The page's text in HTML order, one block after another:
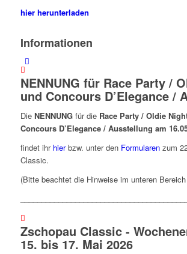
hier herunterladen
Informationen
NENNUNG für Race Party /
und Concours D’Elegance /
Die NENNUNGfür die Race Party / Oldie
Concours D’Elegance / Ausstellung am
findet ihr hierbzw. unter den Formularenzum
Classic.
(Bitte beachtet die Hinweise im unteren
Zschopau Classic -
15. bis 17. Mai 2026